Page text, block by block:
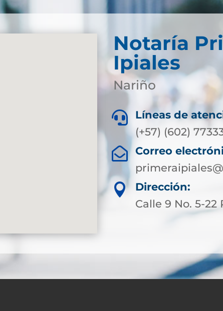
Notaría
Ipiales
Nariño

Líneas de
(+57) (602)

Correo

Dirección:
Calle 9 No. 5-